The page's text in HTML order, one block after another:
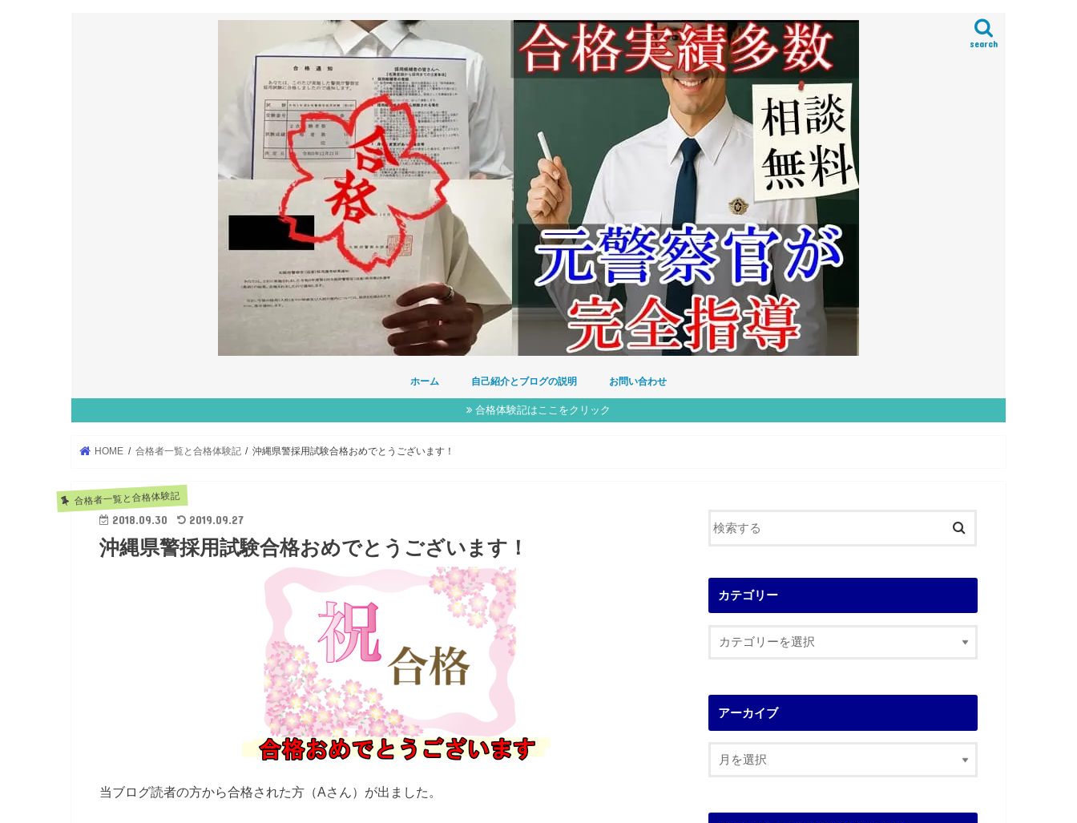
search
ホーム 自己紹介とブログの説明 お問い合わせ
合格体験記はここをクリック
HOME 合格者一覧と合格体験記 沖縄県警採用試験合格おめでとうございます！
合格者一覧と合格体験記
2018.09.30 2019.09.27
沖縄県警採用試験合格おめでとうございます！
当ブログ読者の方から合格された方（Aさん）が出ました。
カテゴリー
アーカイブ